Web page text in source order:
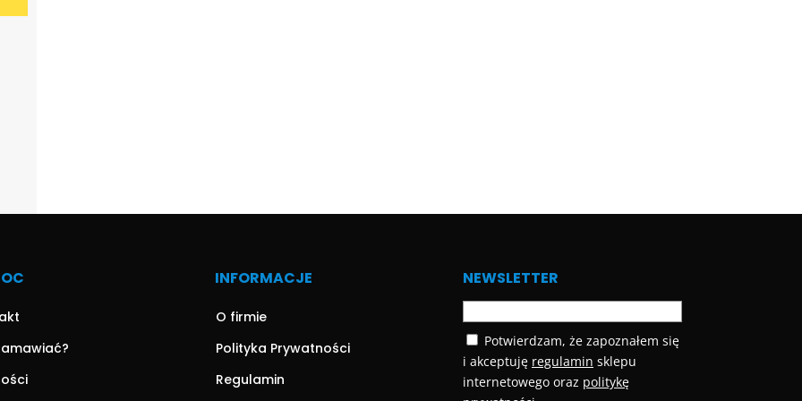
INFORMACJE
O firmie
Polityka Prywatności
Regulamin
NEWSLETTER
Potwierdzam, że zapoznałem się
i akceptuję regulamin sklepu
internetowego oraz politykę